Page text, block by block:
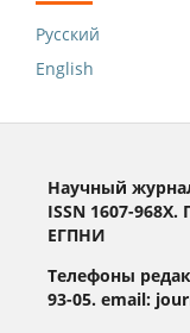
Русский
English
Научный
ISSN 1607-
ЕГПНИ
Телефоны
93-05. email: